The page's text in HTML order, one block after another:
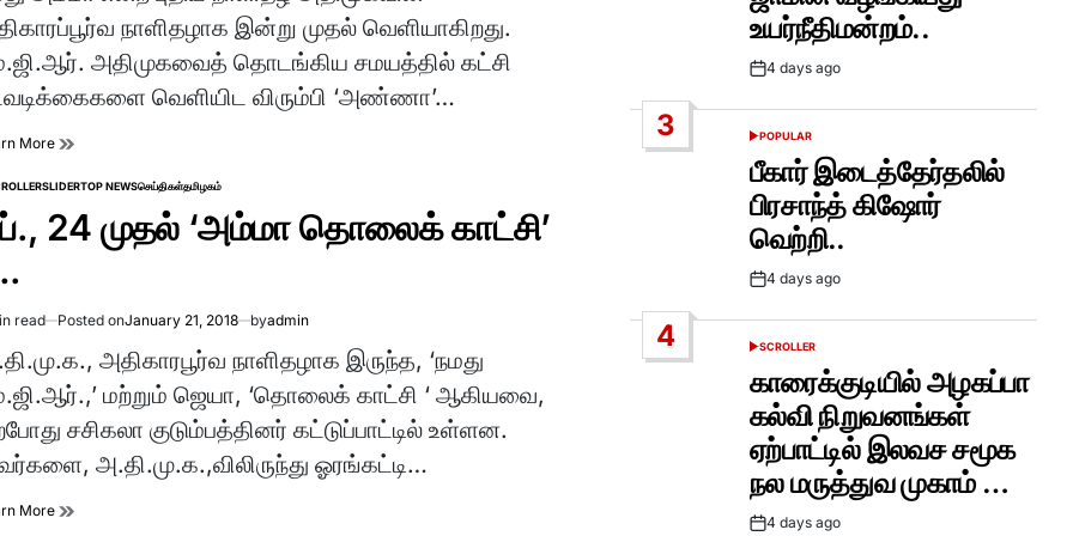
நாளிதழாக இன்று முதல் வெளியாகிறது.
அதிமுகவைத் தொடங்கிய சமயத்தில் கட்சி
வெளியிட விரும்பி ‘அண்ணா’…
More
SLIDERTOP NEWSசெய்திகள்தமிழகம்
24 முதல் ‘அம்மா தொலைக் காட்சி’
read Posted onJanuary 21, 2018 byadmin
அதிகாரபூர்வ நாளிதழாக இருந்த, ‘நமது
மற்றும் ஜெயா, ‘தொலைக் காட்சி ‘ ஆகியவை,
சசிகலா குடும்பத்தினர் கட்டுப்பாட்டில் உள்ளன.
அ.தி.மு.க.,விலிருந்து ஓரங்கட்டி…
More
உயர்நீதிமன்றம்..
Post4 days ago
3
POSTED
POPULAR
பீகார் இடைத்தேர்தலில்
பிரசாந்த் கிஷோர்
வெற்றி..
Post4 days ago
4
POSTED
SCROLLER
காரைக்குடியில் அழகப்பா
கல்வி நிறுவனங்கள்
ஏற்பாட்டில் இலவச சமூக
நல மருத்துவ முகாம் …
Post4 days ago